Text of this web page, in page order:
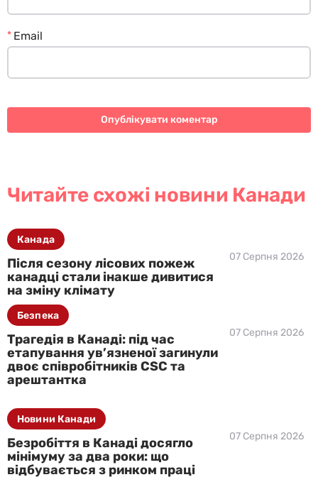
Email
*
Читайте схожі новини Канади
Після сезону лісових пожеж
канадці стали інакше дивитися
на зміну клімату
07 Серпня 2026
Канада
Трагедія в Канаді: під час
етапування ув’язненої загинули
двоє співробітників CSC та
арештантка
07 Серпня 2026
Безпека
Безробіття в Канаді досягло
мінімуму за два роки: що
відбувається з ринком праці
07 Серпня 2026
Новини Канади